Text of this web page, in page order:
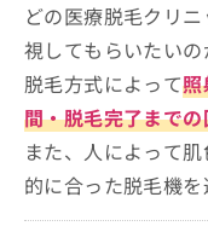
どの医療脱毛クリ
視してもらいたいの
脱毛方式によって照
間・脱毛完了までの
また、人によって
的に合った脱毛機を